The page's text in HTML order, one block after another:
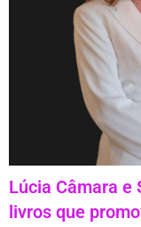
Lúcia Câmara
livros que